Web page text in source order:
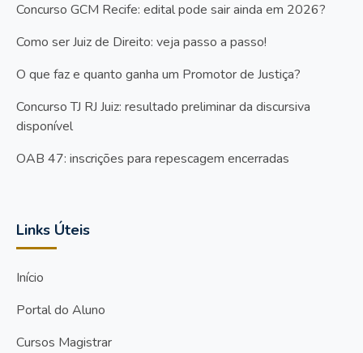
Concurso GCM Recife: edital pode sair ainda em 2026?
Como ser Juiz de Direito: veja passo a passo!
O que faz e quanto ganha um Promotor de Justiça?
Concurso TJ RJ Juiz: resultado preliminar da discursiva
disponível
OAB 47: inscrições para repescagem encerradas
Links Úteis
Início
Portal do Aluno
Cursos Magistrar